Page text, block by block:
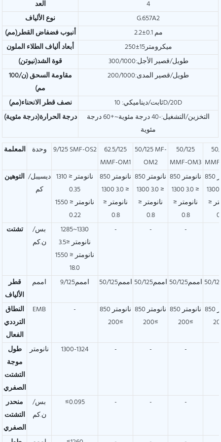
العد
4
نوع الألياف
G.657A2
أنبوب فضفاضالقطر(مم)
2.2±0.1 مم
أبعاد ألياف الطلاء الملون
250±15ميكرومتر
قوة الشد(نيوتن)
طويل/قصير الأجل:300/1000
مقاومة السحق (ن/100
مم)
طويل/قصير المدى:200/1000
نصف قطر الانحناء(مم)
ثابت/ديناميكي: 10D/20D
درجة الحرارة(درجة مئوية)
التخزين/التشغيل:-40 درجة مئوية~+60 درجة
مئوية
المعلمة
وحدة 9/125 SMF-OS2
62.5/125
MMF-OM1
50/125 MF-
OM2
50/125
MMF-OM3
التوهين ديسيبل/
كم
1310 نانومتر ≤
0.35
1550 نانومتر ≤
0.22
850 نانومتر
≤ 3.0 1300
نانومتر ≤
0.8
850 نانومتر
≤ 3.0 1300
نانومتر ≤
0.8
850 نانومتر
≤ 3.0 1300
نانومتر ≤
0.8
850 نانومتر
≤ 3.0 1300
≤
تشتت
بس/
ن.كم
1285~1330
نانومتر ≤3.5
1550 نانومتر ≤
18.0
- - -
قطر
الألياف
اممم اممم9/125 اممم50/125 اممم50/125 اممم50/125
النطاق
الترددي
الفعال
EMB -
850 نانومتر
≥200
850 نانومتر
≥200
850 نانومتر
≥200
850 نانومتر
طول
موجة
التشتت
الصفري
نانومتر 1300-1324 - - -
منحدر
التشتت
الصفري
بس/
ن.كم
≤0.095 - - -